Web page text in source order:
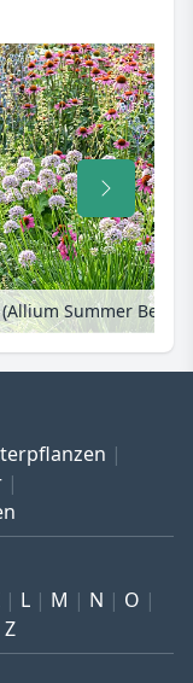
Summer
L M N
O
Z